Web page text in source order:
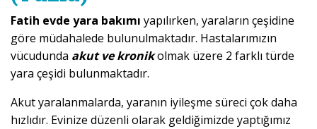
Fatih evde yara bakımı yapılırken, yaraların çeşidine
göre müdahalede bulunulmaktadır. Hastalarımızın
vücudunda akut ve kronikolmak üzere 2 farklı türde
yara çeşidi bulunmaktadır.
Akut yaralanmalarda, yaranın iyileşme süreci çok daha
hızlıdır. Evinize düzenli olarak geldiğimizde yaptığımız